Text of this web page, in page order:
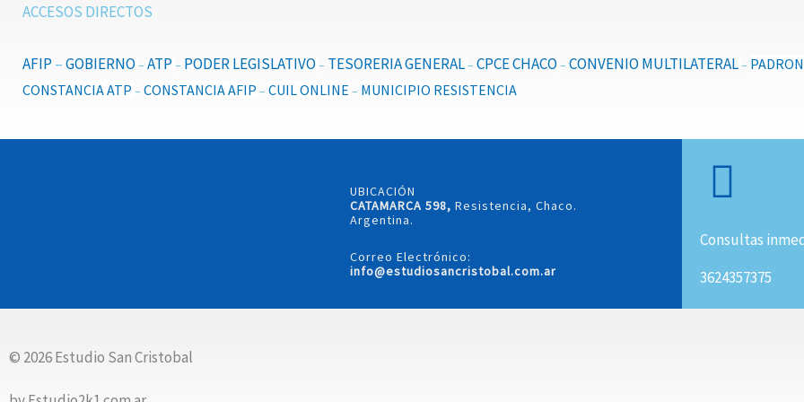
ACCESOS DIRECTOS
AFIP–GOBIERNO – ATP– PODER LEGISLATIVO – TESORERIA GENERAL– CPCE CHACO – CONVENIO MULTILATERAL– PADRON
CONSTANCIA ATP – CONSTANCIA AFIP – CUIL ONLINE – MUNICIPIO RESISTENCIA
UBICACIÓN
CATAMARCA 598, Resistencia, Chaco.
Argentina.
Correo Electrónico:
info@estudiosancristobal.com.ar
Consultas
3624357375
© 2026 Estudio San Cristobal